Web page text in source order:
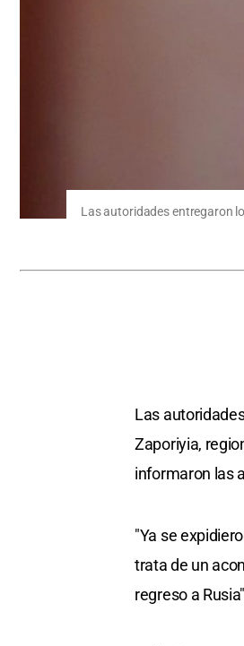
Las autoridades entregaron
Las
Zaporiyia,
informaron las
"Ya se
trata de un
regreso a